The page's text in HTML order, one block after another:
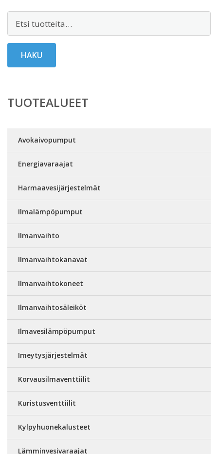
HAKU
TUOTEALUEET
Avokaivopumput
Energiavaraajat
Harmaavesijärjestelmät
Ilmalämpöpumput
Ilmanvaihto
Ilmanvaihtokanavat
Ilmanvaihtokoneet
Ilmanvaihtosäleiköt
Ilmavesilämpöpumput
Imeytysjärjestelmät
Korvausilmaventtiilit
Kuristusventtiilit
Kylpyhuonekalusteet
Lämminvesivaraajat